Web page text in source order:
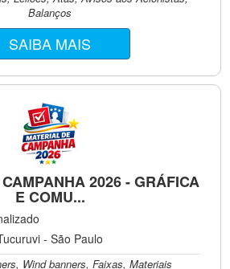
Balanços
SAIBA MAIS
2026 - GRÁFICA
E COMU...
- São Paulo
Wind banners, Faixas, Materiais